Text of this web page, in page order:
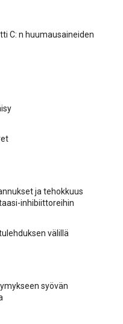
C: n huumausaineiden
ja tehokkuus
inhibiittoreihin
välillä
syövän